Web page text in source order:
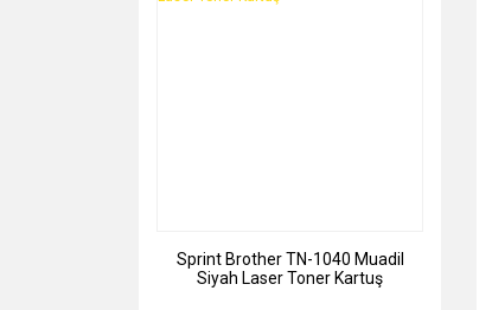
Sprint Brother TN-1040 Muadil
Siyah Laser Toner Kartuş